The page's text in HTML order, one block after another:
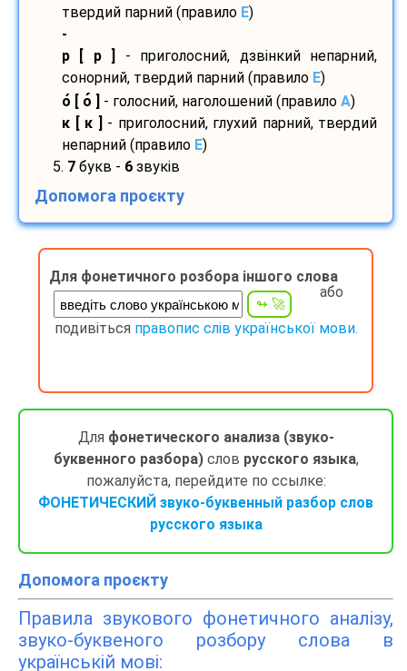
твердий парний (правило E)
-
р [ р ]
- приголосний, дзвінкий непарний,
сонорний, твердий парний (правило E)
о [ о - голосний, наголошений (правило A)
к [ к ]
- приголосний, глухий парний, твердий
непарний (правило E)
5. 7 букв - 6 звуків
Допомога проєкту
Для фонетичного розбора іншого слова
або
подивіться правопис слів української мови.
Для фонетического анализа (звуко-
буквенного разбора)слов русского языка,
пожалуйста, перейдите по ссылке:
ФОНЕТИЧЕСКИЙ звуко-буквенный разбор слов
русского языка
Допомога проєкту
Правила звукового фонетичного аналізу,
звуко-буквеного розбору слова в
українській мові: